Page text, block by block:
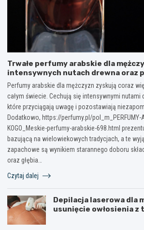
Trwałe perfumy arabskie dla
intensywnych nutach drewna oraz
Perfumy arabskie dla mężczyzn zyskują coraz
całym świecie. Cechują się intensywnymi nutami
które przyciągają uwagę i pozostawiają
Dodatkowo, https://perfumy.pl/pol_m_PERFUMY-
KOGO_Meskie-perfumy-arabskie-698.html
bazującą na wielowiekowych tradycjach, a te
zapachowe są wynikiem starannego doboru
oraz głębia…
Czytaj dalej
Depilacja laserowa dla
usunięcie owłosienia z